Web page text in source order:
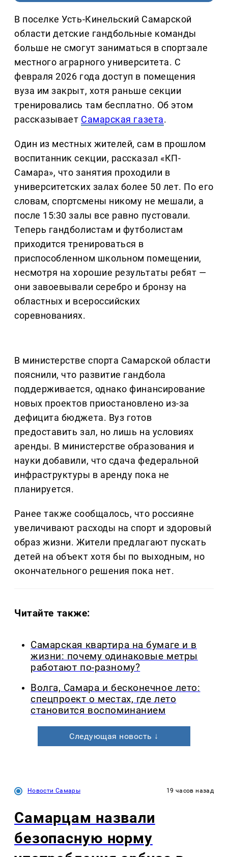
В поселке Усть-Кинельский Самарской
области детские гандбольные команды
больше не смогут заниматься в спортзале
местного аграрного университета. С
февраля 2026 года доступ в помещения
вуза им закрыт, хотя раньше секции
тренировались там бесплатно. Об этом
рассказывает Самарская газета.
Один из местных жителей, сам в прошлом
воспитанник секции, рассказал «КП-
Самара», что занятия проходили в
университетских залах более 50 лет. По его
словам, спортсмены никому не мешали, а
после 15:30 залы все равно пустовали.
Теперь гандболистам и футболистам
приходится тренироваться в
приспособленном школьном помещении,
несмотря на хорошие результаты ребят —
они завоевывали серебро и бронзу на
областных и всероссийских
соревнованиях.
В министерстве спорта Самарской области
пояснили, что развитие гандбола
поддерживается, однако финансирование
новых проектов приостановлено из-за
дефицита бюджета. Вуз готов
предоставить зал, но лишь на условиях
аренды. В министерстве образования и
науки добавили, что сдача федеральной
инфраструктуры в аренду пока не
планируется.
Ранее также сообщалось, что россияне
увеличивают расходы на спорт и здоровый
образ жизни. Жители предлагают пускать
детей на объект хотя бы по выходным, но
окончательного решения пока нет.
Читайте также:
Самарская квартира на бумаге и в
жизни: почему одинаковые метры
работают по-разному?
Волга, Самара и бесконечное лето:
спецпроект о местах, где лето
становится воспоминанием
Следующая новость ↓
Новости Самары 19 часов назад
Самарцам назвали
безопасную норму